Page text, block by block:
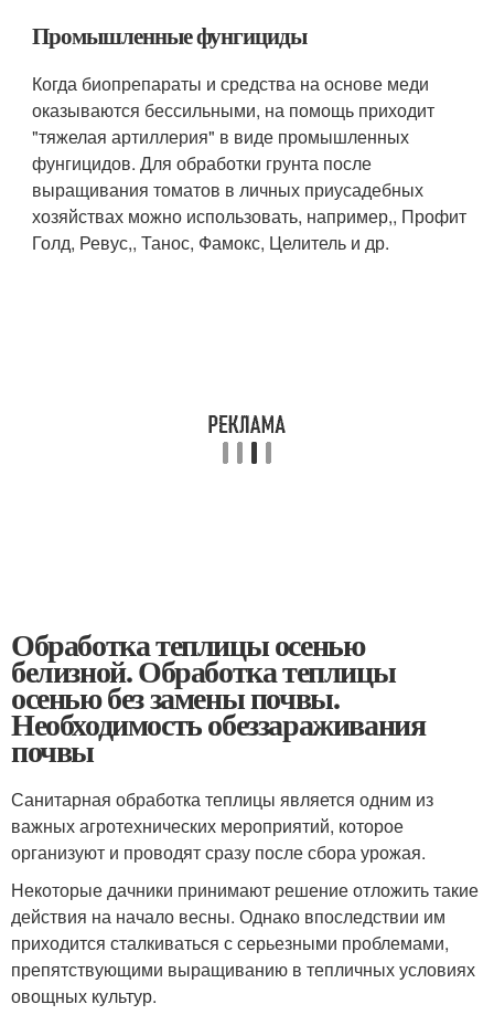
Промышленные фунгициды
Когда биопрепараты и средства на основе меди
оказываются бессильными, на помощь приходит
"тяжелая артиллерия" в виде промышленных
фунгицидов. Для обработки грунта после
выращивания томатов в личных приусадебных
хозяйствах можно использовать, например,, Профит
Голд, Ревус,, Танос, Фамокс, Целитель и др.
Обработка теплицы осенью
белизной. Обработка теплицы
осенью без замены почвы.
Необходимость обеззараживания
почвы
Санитарная обработка теплицы является одним из
важных агротехнических мероприятий, которое
организуют и проводят сразу после сбора урожая.
Некоторые дачники принимают решение отложить такие
действия на начало весны. Однако впоследствии им
приходится сталкиваться с серьезными проблемами,
препятствующими выращиванию в тепличных условиях
овощных культур.